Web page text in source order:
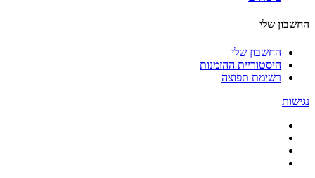
החשבון שלי
החשבון שלי
היסטוריית ההזמנות
רשימת תפוצה
נגישות